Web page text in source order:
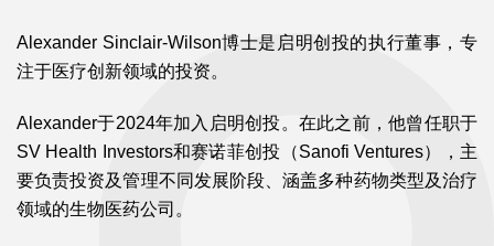
Alexander Sinclair-Wilson博士是启明创投的执行董事，专
注于医疗创新领域的投资。
Alexander于2024年加入启明创投。在此之前，他曾任职于
SV Health Investors和赛诺菲创投（Sanofi Ventures），主
要负责投资及管理不同发展阶段、涵盖多种药物类型及治疗
领域的生物医药公司。